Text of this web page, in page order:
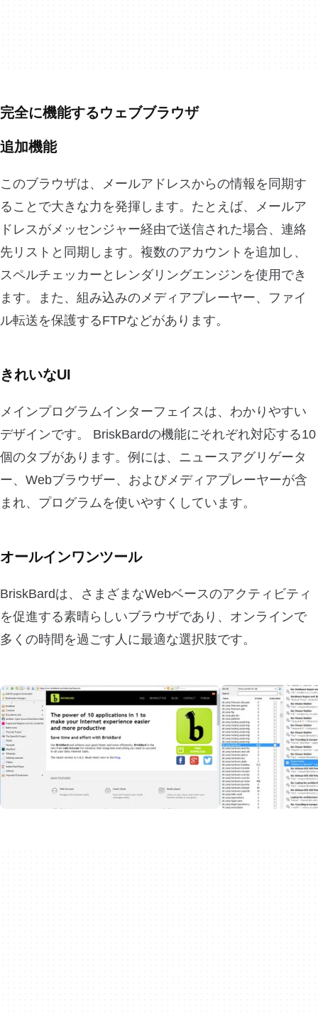
完全に機能するウェブブラウザ
追加機能
このブラウザは、メールアドレスからの情報を同期す
ることで大きな力を発揮します。たとえば、メールア
ドレスがメッセンジャー経由で送信された場合、連絡
先リストと同期します。複数のアカウントを追加し、
スペルチェッカーとレンダリングエンジンを使用でき
ます。また、組み込みのメディアプレーヤー、ファイ
ル転送を保護するFTPなどがあります。
きれいなUI
メインプログラムインターフェイスは、わかりやすい
デザインです。 BriskBardの機能にそれぞれ対応する10
個のタブがあります。例には、ニュースアグリゲータ
ー、Webブラウザー、およびメディアプレーヤーが含
まれ、プログラムを使いやすくしています。
オールインワンツール
BriskBardは、さまざまなWebベースのアクティビティ
を促進する素晴らしいブラウザであり、オンラインで
多くの時間を過ごす人に最適な選択肢です。